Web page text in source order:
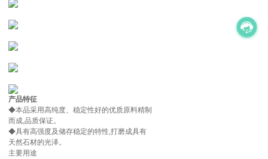
产品特征
◆本品采用高纯度、稳定性好的优质原料精制
而成,品质保证。
◆具有高强度及储存稳定的特性,打磨成具有
天然石材的光泽。
主要用途